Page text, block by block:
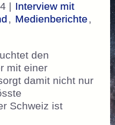
| Interview mit
, Medienberichte ,
den
mit einer
damit nicht nur
Schweiz ist